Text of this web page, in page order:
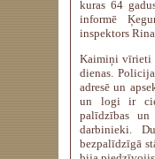
kuras 64
informē
inspektors
Kaimiņi vīrieti
dienas.
adresē un
un logi ir
palīdzības un
darbinieki.
bezpalīdzīgā